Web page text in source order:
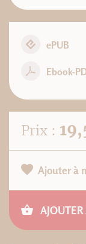
ePUB
Ebook-
Prix :
Ajouter à